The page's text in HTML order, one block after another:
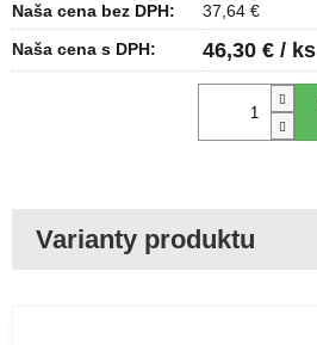
Naša cena bez DPH:
37,64 €
Naša cena s DPH:
46,30 € / ks